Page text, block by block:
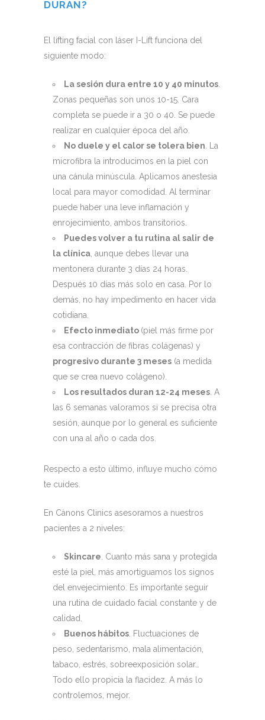
DURAN?
El lifting facial con láser I-Lift funciona del
siguiente modo:
La sesión dura entre 10 y 40 minutos
Zonas pequeñas son unos 10-15. Cara
completa se puede ir a 30 o 40. Se puede
realizar en cualquier época del año.
No duele y el calor se tolera bien . La
microfibra la introducimos en la piel con
una cánula minúscula. Aplicamos anestesia
local para mayor comodidad. Al terminar
puede haber una leve inflamación y
enrojecimiento, ambos transitorios.
Puedes volver a tu rutina al salir de
la clínica , aunque debes llevar una
mentonera durante 3 días 24 horas.
Después 10 días más solo en casa. Por lo
demás, no hay impedimento en hacer vida
cotidiana.
Efecto inmediato (piel más firme por
esa contracción de fibras colágenas) y
progresivo durante 3 meses (a medida
que se crea nuevo colágeno).
Los resultados duran 12-24 meses . A
las 6 semanas valoramos si se precisa otra
sesión, aunque por lo general es suficiente
con una al año o cada dos.
Respecto a esto último, influye mucho cómo
te cuides.
En Cànons Clinics asesoramos a nuestros
pacientes a 2 niveles:
Skincare . Cuanto más sana y protegida
esté la piel, más amortiguamos los signos
del envejecimiento. Es importante seguir
una rutina de cuidado facial constante y de
calidad.
Buenos hábitos . Fluctuaciones de
peso, sedentarismo, mala alimentación,
tabaco, estrés, sobreexposición solar…
Todo ello propicia la flacidez. A más lo
controlemos, mejor.